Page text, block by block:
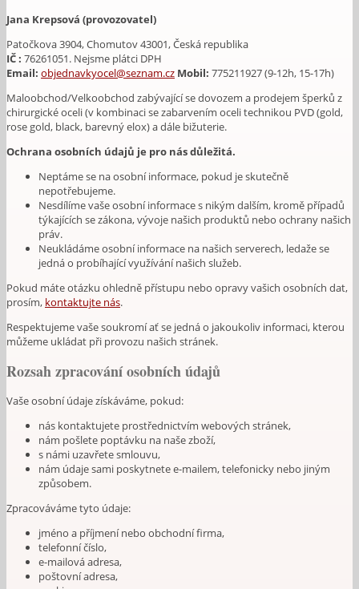
Jana Krepsová (provozovatel)
Patočkova 3904, Chomutov 43001, Česká republika
IČ : 76261051. Nejsme plátci DPH
Email: objednavkyocel@seznam.cz Mobil: 775211927 (9-12h, 15-17h)
Maloobchod/Velkoobchod zabývající se dovozem a prodejem šperků z
chirurgické oceli (v kombinaci se zabarvením oceli technikou PVD (gold,
rose gold, black, barevný elox) a dále bižuterie.
Ochrana osobních údajů je pro nás důležitá.
Neptáme se na osobní informace, pokud je skutečně
nepotřebujeme.
Nesdílíme vaše osobní informace s nikým dalším, kromě případů
týkajících se zákona, vývoje našich produktů nebo ochrany našich
práv.
Neukládáme osobní informace na našich serverech, ledaže se
jedná o probíhající využívání našich služeb.
Pokud máte otázku ohledně přístupu nebo opravy vašich osobních dat,
prosím, kontaktujte nás.
Respektujeme vaše soukromí ať se jedná o jakoukoliv informaci, kterou
můžeme ukládat při provozu našich stránek.
Rozsah zpracování osobních údajů
Vaše osobní údaje získáváme, pokud:
nás kontaktujete prostřednictvím webových stránek,
nám pošlete poptávku na naše zboží,
s námi uzavřete smlouvu,
nám údaje sami poskytnete e-mailem, telefonicky nebo jiným
způsobem.
Zpracováváme tyto údaje:
jméno a příjmení nebo obchodní firma,
telefonní číslo,
e-mailová adresa,
poštovní adresa,